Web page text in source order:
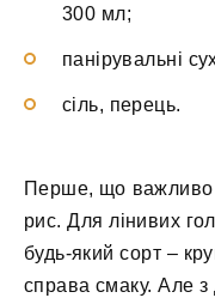
300 мл;
панірувальні
сіль, перець.
Перше, що важливо
рис. Для лінивих
будь-який сорт –
справа смаку. Але